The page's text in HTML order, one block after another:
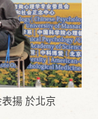
揚 於北京